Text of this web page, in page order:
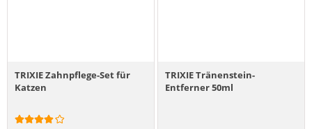
TRIXIE Zahnpflege-Set für
Katzen
TRIXIE Tränenstein-
Entferner 50ml